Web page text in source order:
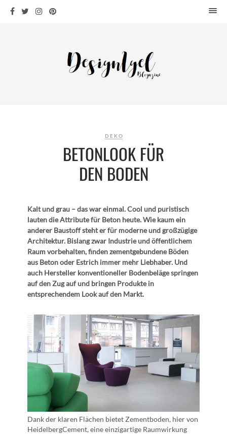
WOHNEN
KÜCHE
OUTDOOR
ARCHITEKTUR
ÜBER MICH
DEKO
BETONLOOK FÜR
DEN BODEN
Kalt und grau – das war einmal. Cool und puristisch
lauten die Attribute für Beton heute. Wie kaum ein
anderer Baustoff steht er für moderne und großzügige
Architektur. Bislang zwar Industrie und öffentlichem
Raum vorbehalten, finden zementgebundene Böden
aus Beton oder Estrich immer mehr Liebhaber. Und
auch Hersteller konventioneller Bodenbeläge springen
auf den Zug auf und bringen Produkte in
entsprechendem Look auf den Markt.
Dank der klaren Flächen bietet Zementboden, hier von
HeidelbergCement, eine einzigartige Raumwirkung